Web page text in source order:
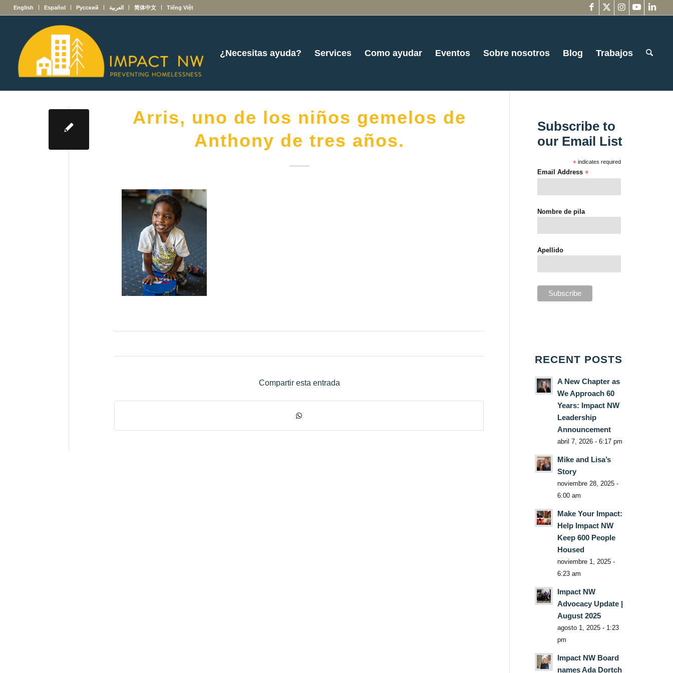
English Español Русский العربية 简体中文 Tiếng Việt
¿Necesitas ayuda? Services Como ayudar Eventos Sobre nosotros Blog Trabajos
Arris, uno de los niños gemelos de
Anthony de tres años.
Compartir esta entrada
Subscribe to
our Email List
* indicates required
Email Address*
Nombre de pila
Apellido
RECENT POSTS
A New Chapter as
We Approach 60
Years: Impact NW
Leadership
Announcement
abril 7, 2026 - 6:17 pm
Mike and Lisa’s
Story
noviembre 28, 2025 -
6:00 am
Make Your Impact:
Help Impact NW
Keep 600 People
Housed
noviembre 1, 2025 -
6:23 am
Impact NW
Advocacy Update |
August 2025
agosto 1, 2025 - 1:23
pm
Impact NW Board
names Ada Dortch